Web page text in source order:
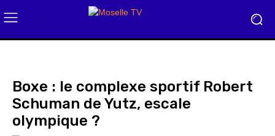
Boxe : le complexe sportif Robert
Schuman de Yutz, escale
olympique ?